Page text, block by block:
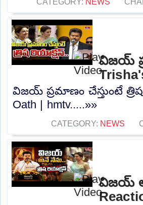
విజయ్
విజయ్ ప్రమాణం చేస్తుంటే త్రిష
Oath | hmtv.....»»
CATEGORY: NEWS
విజయ్